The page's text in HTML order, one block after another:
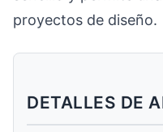
proyectos de diseño.
DETALLES DE